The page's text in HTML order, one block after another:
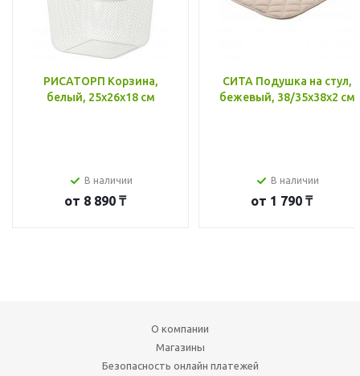
РИСАТОРП Корзина,
белый, 25x26x18 см
В наличии
от 8 890 ₸
СИТА Подушка на стул,
бежевый, 38/35x38x2 см
В наличии
от 1 790 ₸
О компании
Магазины
Безопасность онлайн платежей